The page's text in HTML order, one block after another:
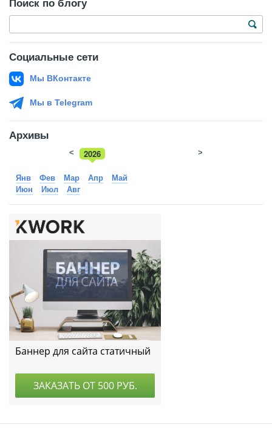
Поиск по блогу
Социальные сети
Мы ВКонтакте
Мы в Telegram
Архивы
2026
2025
< >
Янв Фев Мар Апр
Май
Июн
Июл Авг